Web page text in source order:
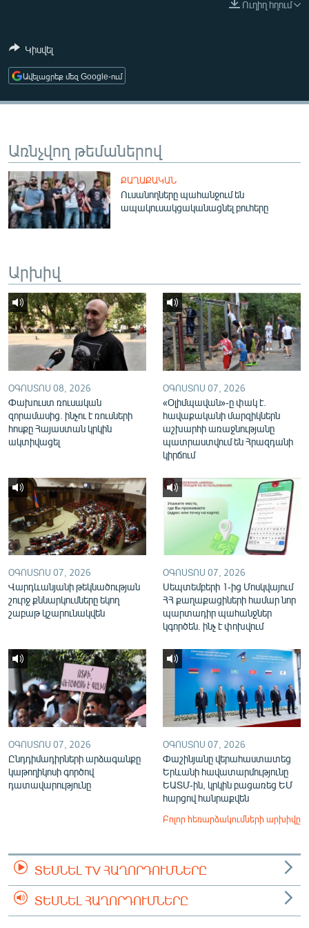
ՄԵԿՆԱԲԱՆՈՒԹՅՈՒՆ
ԱՐԽԻՎ
ՏԵՍԱՆՅՈՒԹԵՐ
ԲԱՆԱՎԵՃ
Հայերեն
English
Русский
ՀԵՏԵՎԵՔ ՄԵԶ
«Ազատության» բոլոր կայքերը
Ուղիղ հղում
Կիսվել
Ավելացրեք մեզ Google-ում
Առնչվող թեմաներով
ՔԱՂԱՔԱԿԱՆ
Ուսանողները պահանջում են
ապակուսակցականացնել բուհերը
Արխիվ
ՕԳՈՍՏՈՍ 08, 2026
Փախուստ ռուսական
զորամասից. ինչու է ռուսների
հոսքը Հայաստան կրկին
ակտիվացել
ՕԳՈՍՏՈՍ 07, 2026
«Օլիմպավան»-ը փակ է.
հավաքականի մարզիկներն
աշխարհի առաջնությանը
պատրաստվում են Հրազդանի
կիրճում
ՕԳՈՍՏՈՍ 07, 2026
Վարդևանյանի թեկնածության
շուրջ քննարկումները եկող
շաբաթ կշարունակվեն
ՕԳՈՍՏՈՍ 07, 2026
Սեպտեմբերի 1-ից Մոսկվայում
ՀՀ քաղաքացիների համար նոր
պարտադիր պահանջներ
կգործեն. ինչ է փոխվում
ՕԳՈՍՏՈՍ 07, 2026
Ընդդիմադիրների արձագանքը
կաթողիկոսի գործով
դատավարությունը
ՕԳՈՍՏՈՍ 07, 2026
Փաշինյանը վերահաստատեց
Երևանի հավատարմությունը
ԵԱՏՄ-ին, կրկին բացառեց ԵՄ
հարցով հանրաքվեն
Բոլոր հեռարձակումների արխիվը
ՏԵՍՆԵԼ TV ՀԱՂՈՐԴՈՒՄՆԵՐԸ
ՏԵՍՆԵԼ ՀԱՂՈՐԴՈՒՄՆԵՐԸ